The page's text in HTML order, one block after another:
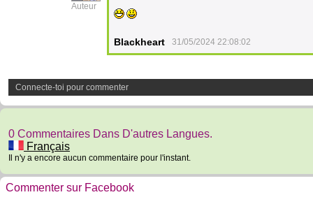
Auteur
Blackheart 31/05/2024 22:08:02
Connecte-toi pour commenter
0 Commentaires Dans D'autres Langues.
Français
Il n'y a encore aucun commentaire pour l'instant.
Commenter sur Facebook